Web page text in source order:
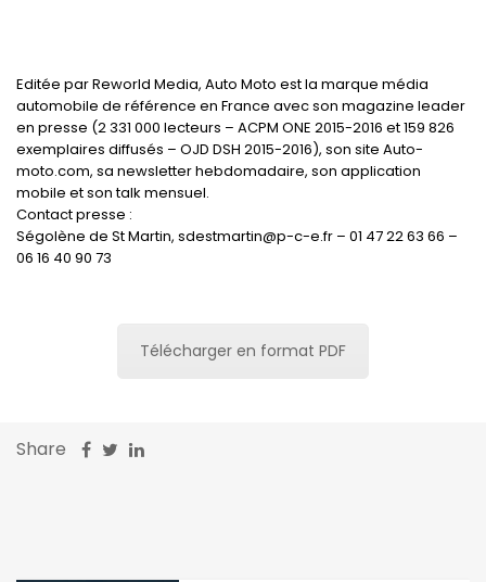
Editée par Reworld Media, Auto Moto est la marque média
automobile de référence en France avec son magazine leader
en presse (2 331 000 lecteurs – ACPM ONE 2015-2016 et 159 826
exemplaires diffusés – OJD DSH 2015-2016), son site Auto-
moto.com, sa newsletter hebdomadaire, son application
mobile et son talk mensuel.
Contact presse :
Ségolène de St Martin, sdestmartin@p-c-e.fr – 01 47 22 63 66 –
06 16 40 90 73
Télécharger en format PDF
Share